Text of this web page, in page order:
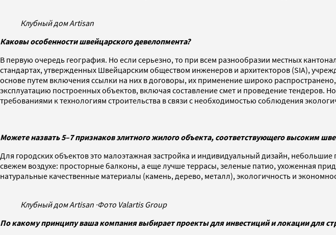
Клубный дом Artisan
Каковы особенности швейцарского девелопмента?
В первую очередь география. Но если серьезно, то при всем разнообразии местных
стандартах, утвержденных Швейцарским обществом инженеров и архитекторов (SIA),
основе путем включения ссылки на них в договоры, их применение широко
эксплуатацию построенных объектов, включая составление смет и проведение тендеров.
требованиями к технологиям строительства в связи с необходимостью соблюдения
Можете назвать 5–7 признаков элитного жилого объекта, соответствующего высоким
Для городских объектов это малоэтажная застройка и индивидуальный дизайн,
свежем воздухе: просторные балконы, а еще лучше террасы, зеленые патио, ухоженная
натуральные качественные материалы (камень, дерево, металл), экологичность и
Клубный дом Artisan ·Фото Valartis Group
По какому принципу ваша компания выбирает проекты для инвестиций и локации для